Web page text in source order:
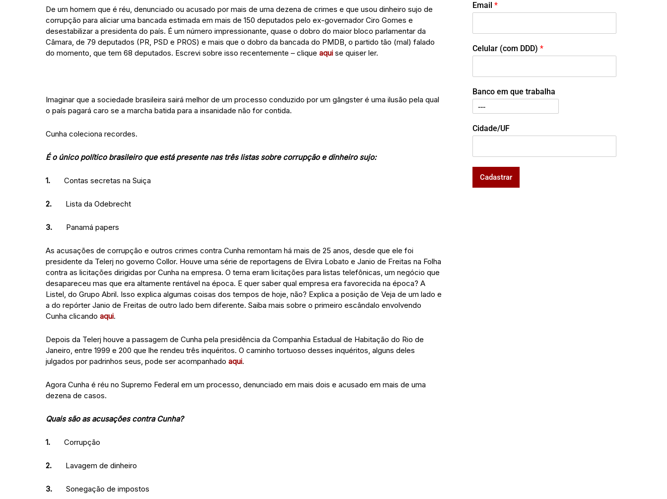
De um homem que é réu, denunciado ou acusado por mais de uma dezena de crimes e que usou dinheiro sujo de
corrupção para aliciar uma bancada estimada em mais de 150 deputados pelo ex-governador Ciro Gomes e
desestabilizar a presidenta do país. É um número impressionante, quase o dobro do maior bloco parlamentar da
Câmara, de 79 deputados (PR, PSD e PROS) e mais que o dobro da bancada do PMDB, o partido tão (mal) falado
do momento, que tem 68 deputados. Escrevi sobre isso recentemente – clique aqui se quiser ler.
Imaginar que a sociedade brasileira sairá melhor de um processo conduzido por um gângster é uma ilusão pela qual
o país pagará caro se a marcha batida para a insanidade não for contida.
Cunha coleciona recordes.
É o único político brasileiro que está presente nas três listas sobre corrupção e dinheiro sujo:
1. Contas secretas na Suiça
2. Lista da Odebrecht
3. Panamá papers
As acusações de corrupção e outros crimes contra Cunha remontam há mais de 25 anos, desde que ele foi
presidente da Telerj no governo Collor. Houve uma série de reportagens de Elvira Lobato e Janio de Freitas na Folha
contra as licitações dirigidas por Cunha na empresa. O tema eram licitações para listas telefônicas, um negócio que
desapareceu mas que era altamente rentável na época. E quer saber qual empresa era favorecida na época? A
Listel, do Grupo Abril. Isso explica algumas coisas dos tempos de hoje, não? Explica a posição de Veja de um lado e
a do repórter Janio de Freitas de outro lado bem diferente. Saiba mais sobre o primeiro escândalo envolvendo
Cunha clicando aqui.
Depois da Telerj houve a passagem de Cunha pela presidência da Companhia Estadual de Habitação do Rio de
Janeiro, entre 1999 e 200 que lhe rendeu três inquéritos. O caminho tortuoso desses inquéritos, alguns deles
julgados por padrinhos seus, pode ser acompanhado aqui.
Agora Cunha é réu no Supremo Federal em um processo, denunciado em mais dois e acusado em mais de uma
dezena de casos.
Quais são as acusações contra Cunha?
1. Corrupção
2. Lavagem de dinheiro
3. Sonegação de impostos
Email *
Celular (com DDD) *
Banco em que trabalha
Cidade/UF
Cadastrar